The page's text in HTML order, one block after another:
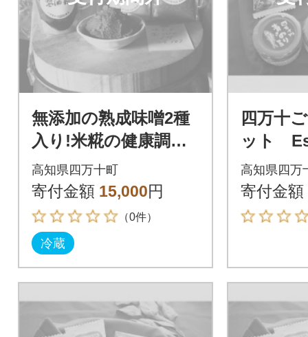
無添加の熟成味噌2種
入り!米糀の健康調味
料セット
高知県四万十町
寄付金額 15,000円
（0件）
冷蔵
四万十
ット
高知県四万
寄付金額